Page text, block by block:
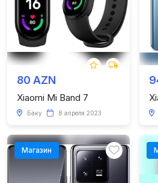
80 AZN
Xiaomi Mi Band 7
Баку 8 апреля 2023
Магазин